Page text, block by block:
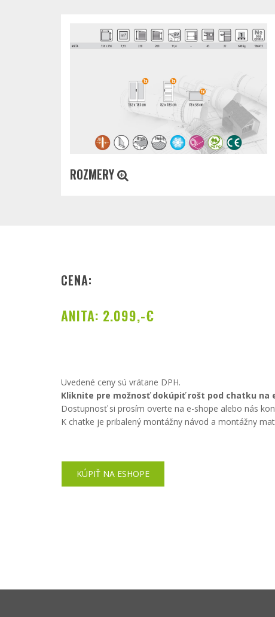
ROZMERY
CENA:
ANITA: 2.099,-€
Uvedené ceny sú vrátane DPH.
Kliknite pre možnosť dokúpiť rošt pod chatku na
Dostupnosť si prosím overte na e-shope alebo nás
K chatke je pribalený montážny návod a montážny
KÚPIŤ NA ESHOPE